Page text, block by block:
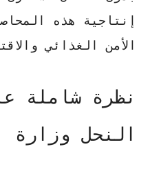
إنتاجية هذه
الأمن الغذائي
نظرة شاملة
النحل وزارة